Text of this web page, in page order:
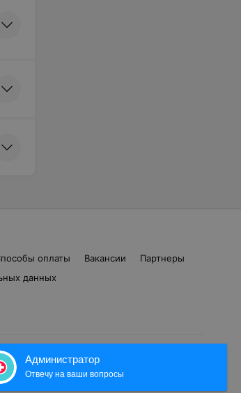
оплаты Вакансии
Партнеры
данных
Администратор
Отвечу на ваши вопросы